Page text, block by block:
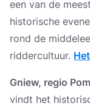
een van de
historische
rond de
riddercultuur.
Gniew, regio
vindt het